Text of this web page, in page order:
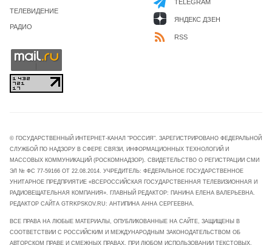
ТЕЛЕВИДЕНИЕ
РАДИО
TELEGRAM
ЯНДЕКС ДЗЕН
RSS
© ГОСУДАРСТВЕННЫЙ ИНТЕРНЕТ-КАНАЛ "РОССИЯ". ЗАРЕГИСТРИРОВАНО ФЕДЕРАЛЬНОЙ
СЛУЖБОЙ ПО НАДЗОРУ В СФЕРЕ СВЯЗИ, ИНФОРМАЦИОННЫХ ТЕХНОЛОГИЙ И
МАССОВЫХ КОММУНИКАЦИЙ (РОСКОМНАДЗОР). СВИДЕТЕЛЬСТВО О РЕГИСТРАЦИИ СМИ
ЭЛ № ФС 77-59166 ОТ 22.08.2014. УЧРЕДИТЕЛЬ: ФЕДЕРАЛЬНОЕ ГОСУДАРСТВЕННОЕ
УНИТАРНОЕ ПРЕДПРИЯТИЕ «ВСЕРОССИЙСКАЯ ГОСУДАРСТВЕННАЯ ТЕЛЕВИЗИОННАЯ И
РАДИОВЕЩАТЕЛЬНАЯ КОМПАНИЯ». ГЛАВНЫЙ РЕДАКТОР: ПАНИНА ЕЛЕНА ВАЛЕРЬЕВНА.
РЕДАКТОР САЙТА GTRKPSKOV.RU: АНТИПИНА АННА СЕРГЕЕВНА.
ВСЕ ПРАВА НА ЛЮБЫЕ МАТЕРИАЛЫ, ОПУБЛИКОВАННЫЕ НА САЙТЕ, ЗАЩИЩЕНЫ В
СООТВЕТСТВИИ С РОССИЙСКИМ И МЕЖДУНАРОДНЫМ ЗАКОНОДАТЕЛЬСТВОМ ОБ
АВТОРСКОМ ПРАВЕ И СМЕЖНЫХ ПРАВАХ. ПРИ ЛЮБОМ ИСПОЛЬЗОВАНИИ ТЕКСТОВЫХ,